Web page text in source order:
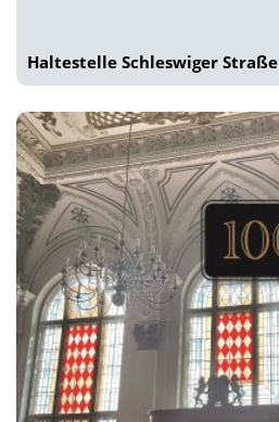
Haltestelle Schleswiger Straße